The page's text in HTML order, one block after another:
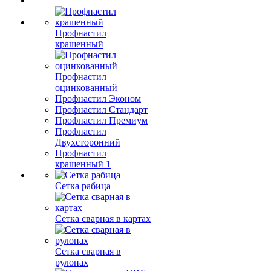
Профнастил
крашенный
Профнастил
оцинкованный
Профнастил Эконом
Профнастил Стандарт
Профнастил Премиум
Профнастил
Двухсторонний
Профнастил
крашенный 1
Сетка рабица
Сетка сварная в картах
Сетка сварная в
рулонах